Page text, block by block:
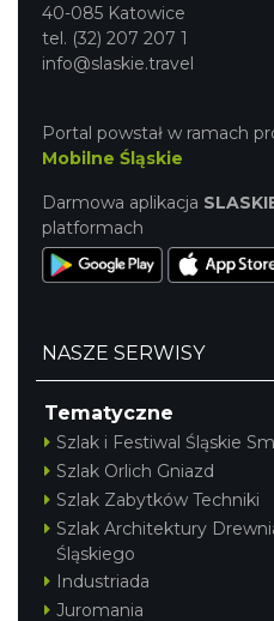
40-085 Katowice
tel. (32) 207 207 1
info@slaskie.travel
Portal powstał w ramach
Mobilne Śląskie
Darmowa aplikacja
platformach
NASZE SERWISY
Tematyczne
Szlak i Festiwal Śląskie
Szlak Orlich Gniazd
Szlak Zabytków Techniki
Szlak Architektury
Śląskiego
Industriada
Juromania